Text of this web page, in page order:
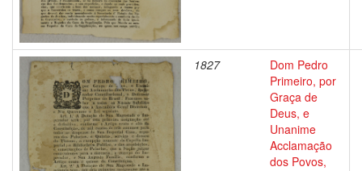
1827
Dom Pedro
Primeiro, por
Graça de
Deus, e
Unanime
Acclamação
dos Povos,